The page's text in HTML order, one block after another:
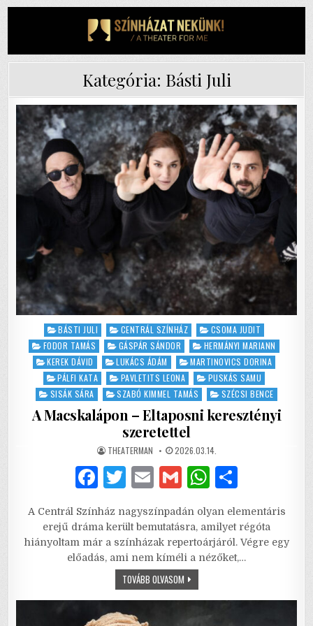
Kategória: Básti Juli
Posted
in
BÁSTI JULI CENTRÁL SZÍNHÁZ
CSOMA JUDIT
FODOR TAMÁS
GÁSPÁR SÁNDOR
HERMÁNYI MARIANN
KEREK DÁVID
LUKÁCS ÁDÁM
MARTINOVICS DORINA
PÁLFI KATA
PAVLETITS LEONA
PUSKÁS SAMU
SISÁK SÁRA
SZABÓ KIMMEL TAMÁS SZÉCSI BENCE
A Macskalápon – Eltaposni keresztényi
szeretettel
AUTHOR:
THEATERMAN PUBLISHED
DATE:
2026.03.14.
F
c
e
b
o
T
it
te
r
E
ai
l
G
ai
l
W
at
s
A
ar
e
A Centrál Színház nagyszínpadán olyan elementáris
erejű dráma került bemutatásra, amilyet régóta
hiányoltam már a színházak repertoárjáról. Végre egy
előadás, ami nem kíméli a nézőket,…
TOVÁBB OLVASOMA
MACSKALÁPON
–
KERESZTÉNYI